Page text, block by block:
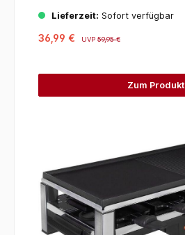
Lieferzeit: Sofort verfügbar
36,99 € UVP59,95 €
Zum Produkt